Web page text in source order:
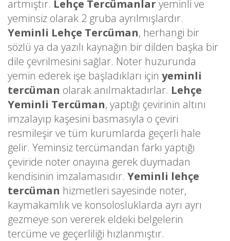
artmıştır. Lehçe Tercümanlar yeminli ve
yeminsiz olarak 2 gruba ayrılmışlardır.
Yeminli Lehçe Tercüman, herhangi bir
sözlü ya da yazılı kaynağın bir dilden başka bir
dile çevrilmesini sağlar. Noter huzurunda
yemin ederek işe başladıkları için yeminli
tercüman olarak anılmaktadırlar. Lehçe
Yeminli Tercüman, yaptığı çevirinin altını
imzalayıp kaşesini basmasıyla o çeviri
resmileşir ve tüm kurumlarda geçerli hale
gelir. Yeminsiz tercümandan farkı yaptığı
çeviride noter onayına gerek duymadan
kendisinin imzalamasıdır. Yeminli lehçe
tercüman hizmetleri sayesinde noter,
kaymakamlık ve konsolosluklarda ayrı ayrı
gezmeye son vererek eldeki belgelerin
tercüme ve geçerliliği hızlanmıştır.